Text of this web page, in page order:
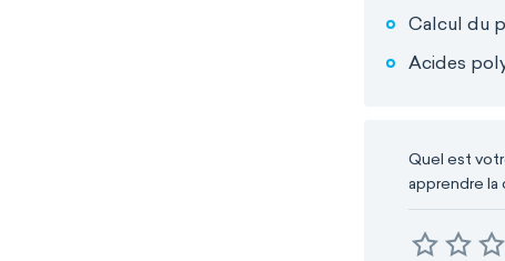
Calcul du
Acides
Quel est
apprendre la